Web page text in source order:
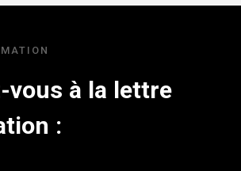
vous à la lettre
: